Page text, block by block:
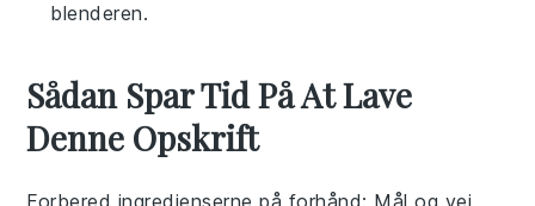
blenderen.
Sådan Spar Tid På At Lave
Denne Opskrift
Forbered ingredienserne på forhånd: Mål og vej